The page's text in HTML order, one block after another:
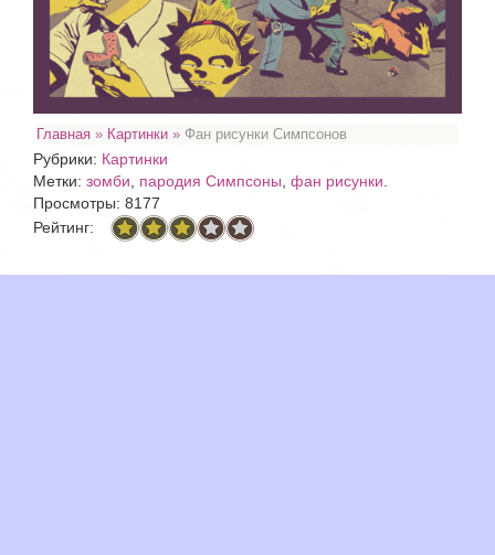
Главная » Картинки » Фан рисунки Симпсонов
Рубрики: Картинки
Метки: зомби, пародия Симпсоны, фан рисунки.
Просмотры: 8177
Рейтинг: